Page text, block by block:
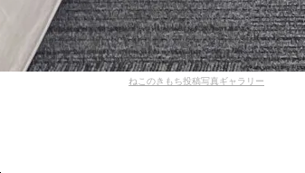
ねこのきもち投稿写真ギャラリー